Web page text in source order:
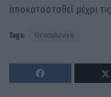
αποκατασταθεί μέχρι τις
Tags: Θεσσαλονίκη